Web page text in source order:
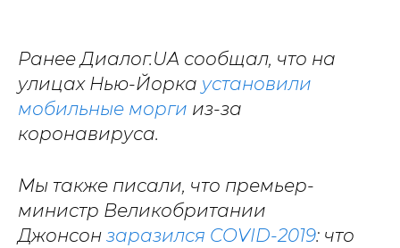
Ранее Диалог.UA сообщал, что на
улицах Нью-Йорка установили
мобильные морги из-за
коронавируса.
Мы также писали, что премьер-
министр Великобритании
Джонсон заразился COVID-2019: что